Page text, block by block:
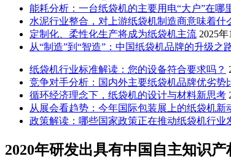
能耗分析：一台纸袋机的主要用电“大户”在哪
水泥行业整合，对上游纸袋机制造商意味着什
定制化、柔性化生产将成为纸袋机主流 2025年
从“制造”到“智造”：中国纸袋机品牌的升级之
纸袋机行业标准解读：您的设备符合要求吗？
竞争对手分析：国内外主要纸袋机品牌优劣势
循环经济理念下，纸袋机的设计与材料新思考
从展会看趋势：今年国际包装展上的纸袋机新
政策解读：哪些国家政策正在推动纸袋机行业
2020年研发出具有中国自主知识